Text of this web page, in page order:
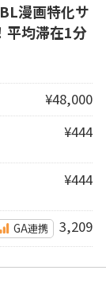
漫画特化サ
平均滞在1分
¥48,000
¥444
¥444
GA連携 3,209